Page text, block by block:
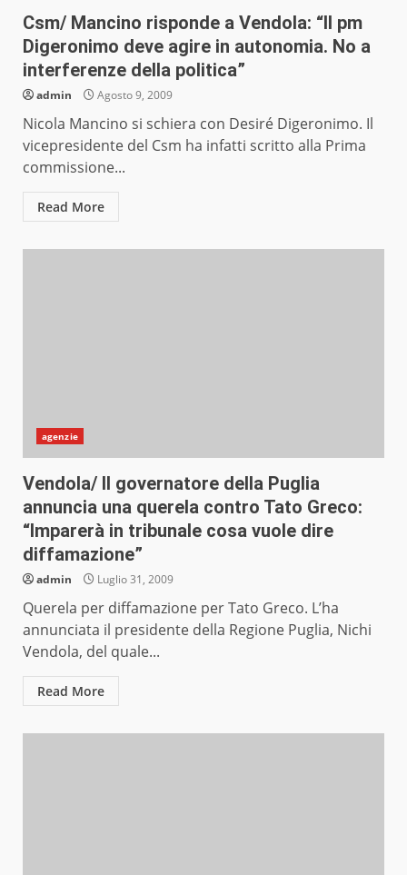
Csm/ Mancino risponde a Vendola: “Il pm
Digeronimo deve agire in autonomia. No a
interferenze della politica”
admin Agosto 9, 2009
Nicola Mancino si schiera con Desiré Digeronimo. Il
vicepresidente del Csm ha infatti scritto alla Prima
commissione...
Read More
agenzie
Vendola/ Il governatore della Puglia
annuncia una querela contro Tato Greco:
“Imparerà in tribunale cosa vuole dire
diffamazione”
admin Luglio 31, 2009
Querela per diffamazione per Tato Greco. L’ha
annunciata il presidente della Regione Puglia, Nichi
Vendola, del quale...
Read More